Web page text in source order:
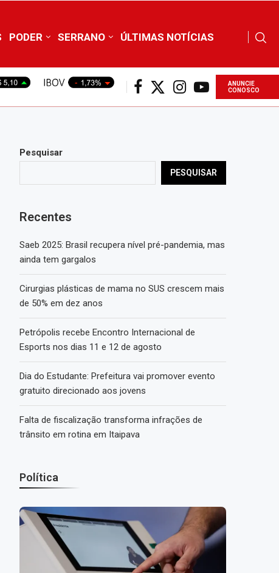
PODER SERRANO ÚLTIMAS NOTÍCIAS
ANUNCIE
CONOSCO
Pesquisar
PESQUISAR
Recentes
Saeb 2025: Brasil recupera nível pré-pandemia, mas
ainda tem gargalos
Cirurgias plásticas de mama no SUS crescem mais
de 50% em dez anos
Petrópolis recebe Encontro Internacional de
Esports nos dias 11 e 12 de agosto
Dia do Estudante: Prefeitura vai promover evento
gratuito direcionado aos jovens
Falta de fiscalização transforma infrações de
trânsito em rotina em Itaipava
Política